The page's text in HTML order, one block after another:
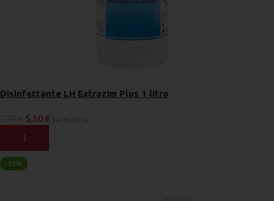
Disinfettante LH Extrazim Plus 1 litro
5,50€ Iva esclusa
AGGIUNGI AL CARRELLO
-25%